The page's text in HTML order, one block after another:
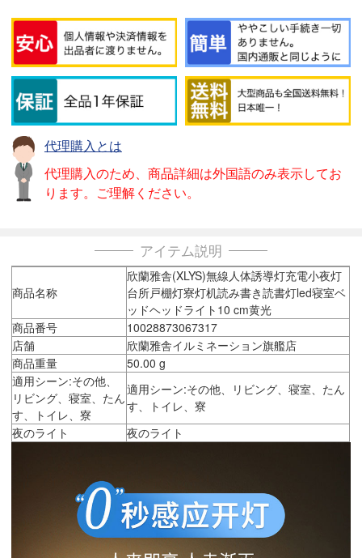
代理購入とは
代理購入のため、商品詳細は外国語のみ表示してお
ります。ご理解ください。
アイテム説明
商品名称
欣蘭雅舎(XLYS)無線人体誘導灯充電小夜灯
台所戸棚灯寮灯机読み書き読書灯led寝室ベ
ッドヘッドライト10 cm黄光
商品番号
10028873067317
店舗
欣蘭雅舎イルミネーション旗艦店
商品重量
50.00 g
適用シーン:その他、
リビング、寝室、たん
す、トイレ、寮
適用シーン:その他、リビング、寝室、たん
す、トイレ、寮
夜のライト
夜のライト